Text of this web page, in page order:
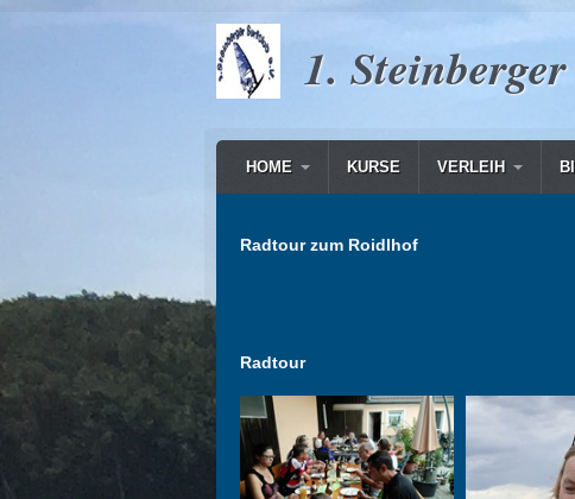
1.
HOME KURSE VERLEIH
Radtour zum Roidlhof
Radtour